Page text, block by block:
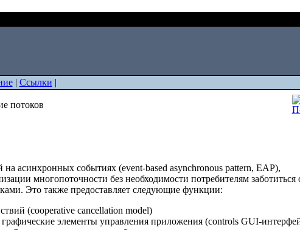
| Ссылки |
потоков
асинхронных событиях (event-based asynchronous pattern, EAP),
многопоточности без необходимости потребителям заботиться
Это также предоставляет следующие функции:
(cooperative cancellation model)
элементы управления приложения (controls GUI-